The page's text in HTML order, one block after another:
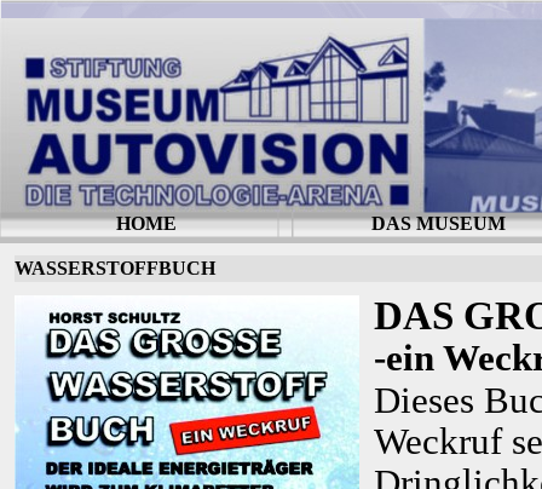
HOME DAS MUSEUM
WASSERSTOFFBUCH
DAS
-ein
Dieses
Weckruf